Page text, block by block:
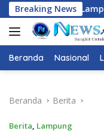
Langsung
ke
konten
Breaking News
Ungkap Dugaan
Beranda Nasional
Beranda Berita
Berita, Lampung